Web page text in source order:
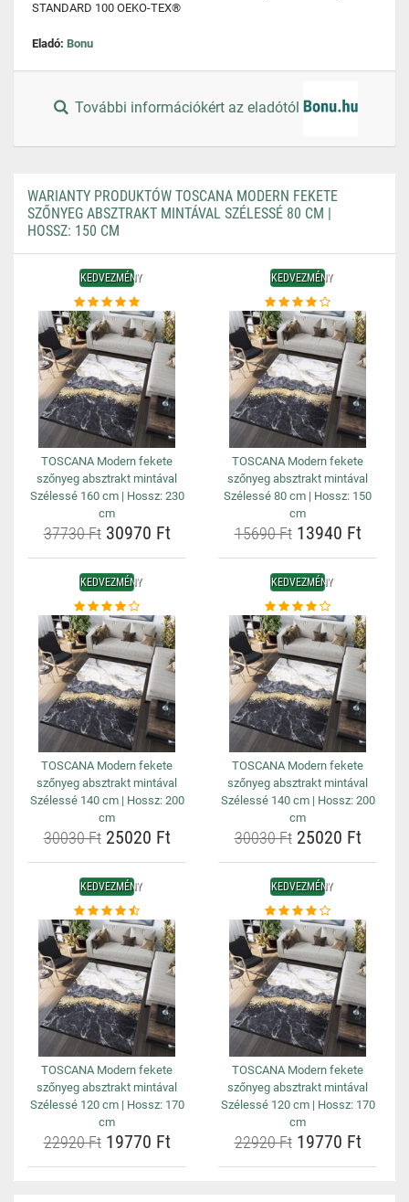
STANDARD 100 OEKO-TEX®
Eladó: Bonu
További információkért az eladótól
WARIANTY PRODUKTÓW TOSCANA MODERN FEKETE
SZŐNYEG ABSZTRAKT MINTÁVAL SZÉLESSÉ 80 CM |
HOSSZ: 150 CM
KEDVEZMÉNY
TOSCANA Modern fekete
szőnyeg absztrakt mintával
Szélessé 160 cm | Hossz: 230
cm
37730 Ft30970 Ft
KEDVEZMÉNY
TOSCANA Modern fekete
szőnyeg absztrakt mintával
Szélessé 80 cm | Hossz: 150
cm
15690 Ft13940 Ft
KEDVEZMÉNY
TOSCANA Modern fekete
szőnyeg absztrakt mintával
Szélessé 140 cm | Hossz: 200
cm
30030 Ft25020 Ft
KEDVEZMÉNY
TOSCANA Modern fekete
szőnyeg absztrakt mintával
Szélessé 140 cm | Hossz: 200
cm
30030 Ft25020 Ft
KEDVEZMÉNY
TOSCANA Modern fekete
szőnyeg absztrakt mintával
Szélessé 120 cm | Hossz: 170
cm
22920 Ft19770 Ft
KEDVEZMÉNY
TOSCANA Modern fekete
szőnyeg absztrakt mintával
Szélessé 120 cm | Hossz: 170
cm
22920 Ft19770 Ft